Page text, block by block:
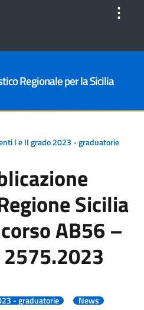
⋮
Regionale per la Sicilia
I e II grado 2023 - graduatorie
Sicilia
AB56 –
- graduatorie News